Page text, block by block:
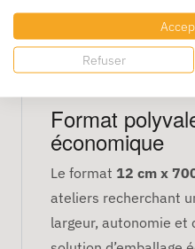
longueur généreuse
productivité continue
Format
économique
Le format 12 cm x
ateliers recherchant
largeur, autonomie et
Refuser